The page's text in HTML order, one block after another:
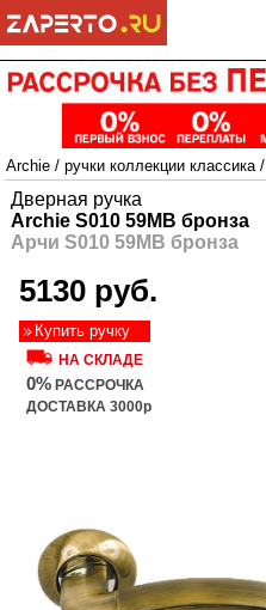
Archie / ручки коллекции классика/
Дверная ручка
Archie S010 59MB бронза
Арчи S010 59MB бронза
5130 руб.
Купить ручку
НА СКЛАДЕ
0% РАССРОЧКА
ДОСТАВКА 3000р